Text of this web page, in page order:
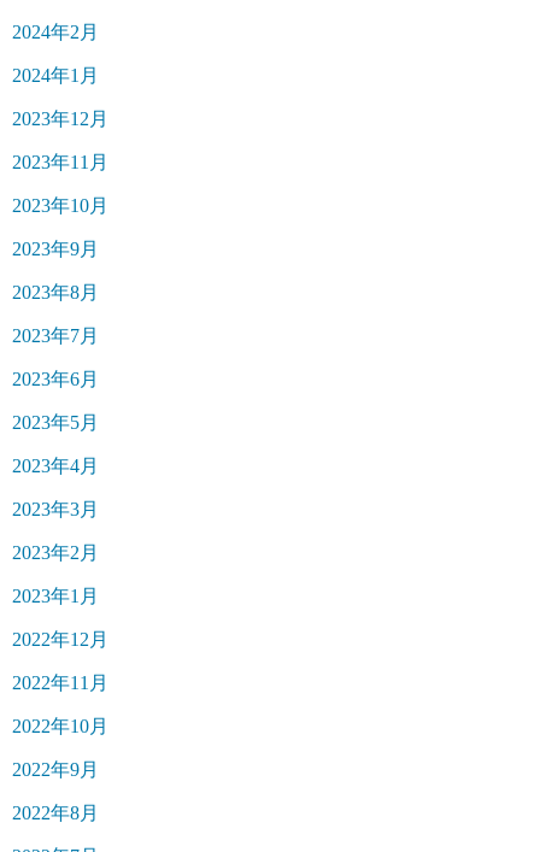
2024年2月
2024年1月
2023年12月
2023年11月
2023年10月
2023年9月
2023年8月
2023年7月
2023年6月
2023年5月
2023年4月
2023年3月
2023年2月
2023年1月
2022年12月
2022年11月
2022年10月
2022年9月
2022年8月